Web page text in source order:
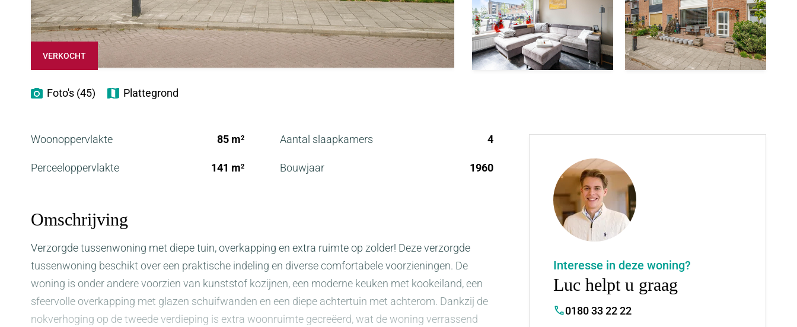
VERKOCHT
Foto's (45) Plattegrond
Woonoppervlakte 85 m2
Perceeloppervlakte 141 m2
Aantal slaapkamers 4
Bouwjaar 1960
Omschrijving
Verzorgde tussenwoning met diepe tuin, overkapping en extra ruimte op zolder! Deze verzorgde
tussenwoning beschikt over een praktische indeling en diverse comfortabele voorzieningen. De
woning is onder andere voorzien van kunststof kozijnen, een moderne keuken met kookeiland, een
sfeervolle overkapping met glazen schuifwanden en een diepe achtertuin met achterom. Dankzij de
nokverhoging op de tweede verdieping is extra woonruimte gecreëerd, wat de woning verrassend
Interesse in deze woning?
Luc helpt u graag
0180 33 22 22